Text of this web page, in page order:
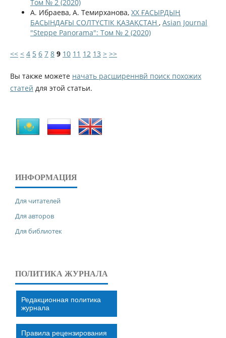
Том № 2 (2020)
А. Ибраева, А. Темирханова, ХХ ҒАСЫРДЫҢ
БАСЫНДАҒЫ СОЛТҮСТІК ҚАЗАҚСТАН , Asian Journal
"Steppe Panorama": Том № 2 (2020)
<< < 4 5 6 7 8 9 10 11 12 13 > >>
Вы также можете начать расширеннвй поиск похожих
статей для этой статьи.
ИНФОРМАЦИЯ
Для читателей
Для авторов
Для библиотек
ПОЛИТИКА ЖУРНАЛА
Редакционная политика
журнала
Правила рецензирования